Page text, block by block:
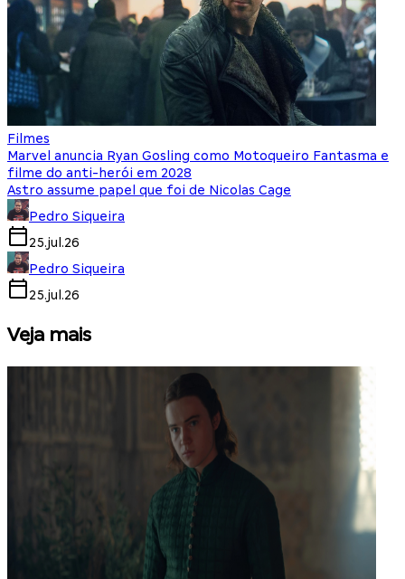
Filmes
Marvel anuncia Ryan Gosling como Motoqueiro Fantasma e
filme do anti-herói em 2028
Astro assume papel que foi de Nicolas Cage
Pedro Siqueira
25.jul.26
Pedro Siqueira
25.jul.26
Veja mais